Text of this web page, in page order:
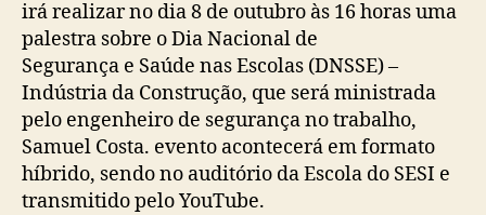
irá realizar no dia 8 de outubro às 16 horas uma
palestra sobre o Dia Nacional de
Segurança e Saúde nas Escolas (DNSSE) –
Indústria da Construção, que será ministrada
pelo engenheiro de segurança no trabalho,
Samuel Costa. evento acontecerá em formato
híbrido, sendo no auditório da Escola do SESI e
transmitido pelo YouTube.